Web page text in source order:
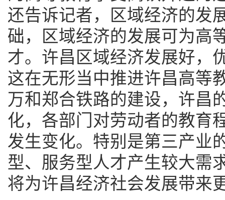
还告诉记者，区域经济的发
础，区域经济的发展可为高
才。许昌区域经济发展好，
这在无形当中推进许昌高等
万和郑合铁路的建设，许昌
化，各部门对劳动者的教育
发生变化。特别是第三产业
型、服务型人才产生较大需
将为许昌经济社会发展带来